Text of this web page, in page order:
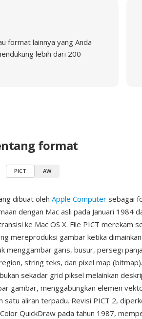
format lainnya yang Anda
lebih dari 200
format
PICT AW
dibuat oleh Apple Computer sebagai
dengan Mac asli pada Januari 1984
ke Mac OS X. File PICT merekam
mereproduksi gambar ketika
menggambar garis, busur, persegi
string teks, dan pixel map
sekadar grid piksel melainkan
gambar, menggabungkan elemen
aliran terpadu. Revisi PICT 2,
QuickDraw pada tahun 1987,